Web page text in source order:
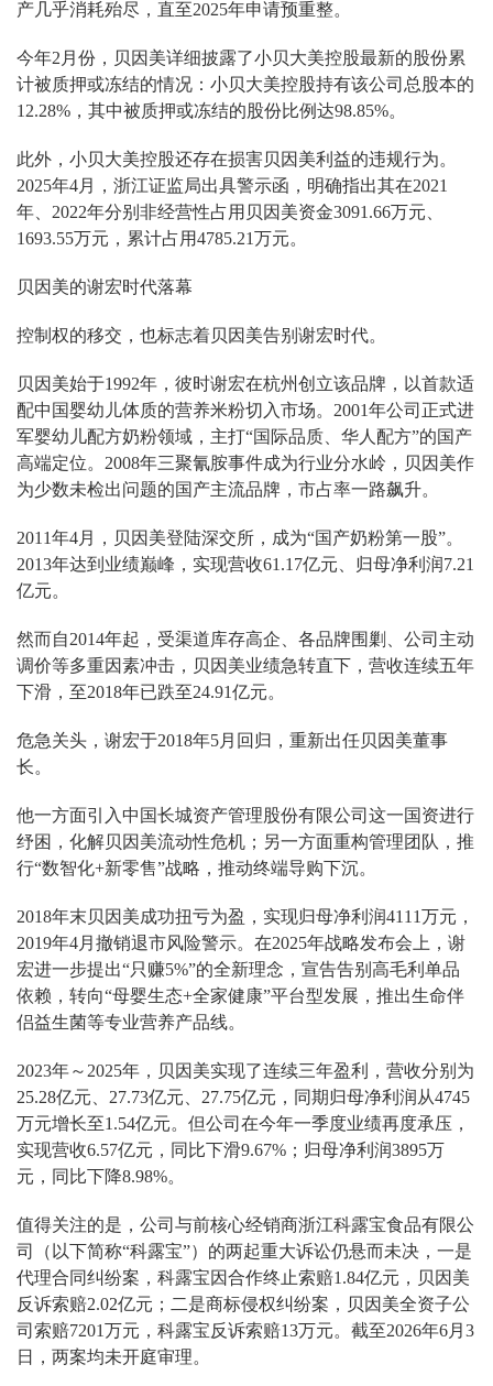
产几乎消耗殆尽，直至2025年申请预重整。
今年2月份，贝因美详细披露了小贝大美控股最新的股份累
计被质押或冻结的情况：小贝大美控股持有该公司总股本的
12.28%，其中被质押或冻结的股份比例达98.85%。
此外，小贝大美控股还存在损害贝因美利益的违规行为。
2025年4月，浙江证监局出具警示函，明确指出其在2021
年、2022年分别非经营性占用贝因美资金3091.66万元、
1693.55万元，累计占用4785.21万元。
贝因美的谢宏时代落幕
控制权的移交，也标志着贝因美告别谢宏时代。
贝因美始于1992年，彼时谢宏在杭州创立该品牌，以首款适
配中国婴幼儿体质的营养米粉切入市场。2001年公司正式进
军婴幼儿配方奶粉领域，主打“国际品质、华人配方”的国产
高端定位。2008年三聚氰胺事件成为行业分水岭，贝因美作
为少数未检出问题的国产主流品牌，市占率一路飙升。
2011年4月，贝因美登陆深交所，成为“国产奶粉第一股”。
2013年达到业绩巅峰，实现营收61.17亿元、归母净利润7.21
亿元。
然而自2014年起，受渠道库存高企、各品牌围剿、公司主动
调价等多重因素冲击，贝因美业绩急转直下，营收连续五年
下滑，至2018年已跌至24.91亿元。
危急关头，谢宏于2018年5月回归，重新出任贝因美董事
长。
他一方面引入中国长城资产管理股份有限公司这一国资进行
纾困，化解贝因美流动性危机；另一方面重构管理团队，推
行“数智化+新零售”战略，推动终端导购下沉。
2018年末贝因美成功扭亏为盈，实现归母净利润4111万元，
2019年4月撤销退市风险警示。在2025年战略发布会上，谢
宏进一步提出“只赚5%”的全新理念，宣告告别高毛利单品
依赖，转向“母婴生态+全家健康”平台型发展，推出生命伴
侣益生菌等专业营养产品线。
2023年～2025年，贝因美实现了连续三年盈利，营收分别为
25.28亿元、27.73亿元、27.75亿元，同期归母净利润从4745
万元增长至1.54亿元。但公司在今年一季度业绩再度承压，
实现营收6.57亿元，同比下滑9.67%；归母净利润3895万
元，同比下降8.98%。
值得关注的是，公司与前核心经销商浙江科露宝食品有限公
司（以下简称“科露宝”）的两起重大诉讼仍悬而未决，一是
代理合同纠纷案，科露宝因合作终止索赔1.84亿元，贝因美
反诉索赔2.02亿元；二是商标侵权纠纷案，贝因美全资子公
司索赔7201万元，科露宝反诉索赔13万元。截至2026年6月3
日，两案均未开庭审理。